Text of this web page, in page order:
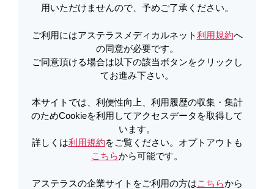
【動画版】Q＆Aで確認！―最新ガイドライン2025が示す
用いただけませんので、予めご了承ください。
ご利用にはアステラスメディカルネット利用規約へ
の同意が必要です。
ご同意頂ける場合は以下の該当ボタンをクリックし
てお進み下さい。
本サイトでは、利便性向上、利用履歴の収集・集計
のためCookieを利用してアクセスデータを取得して
います。
詳しくは利用規約をご覧ください。オプトアウトも
こちらから可能です。
アステラスの企業サイトをご利用の方はこちらから